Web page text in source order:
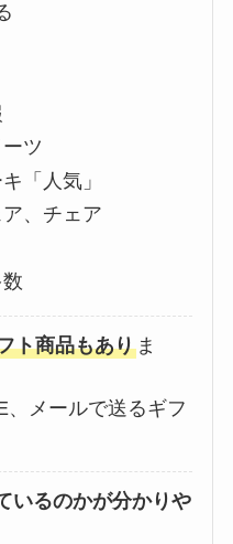
ツ
「人気」
、チェア
ト商品もありま
、メールで送るギフ
いるのかが分かりや